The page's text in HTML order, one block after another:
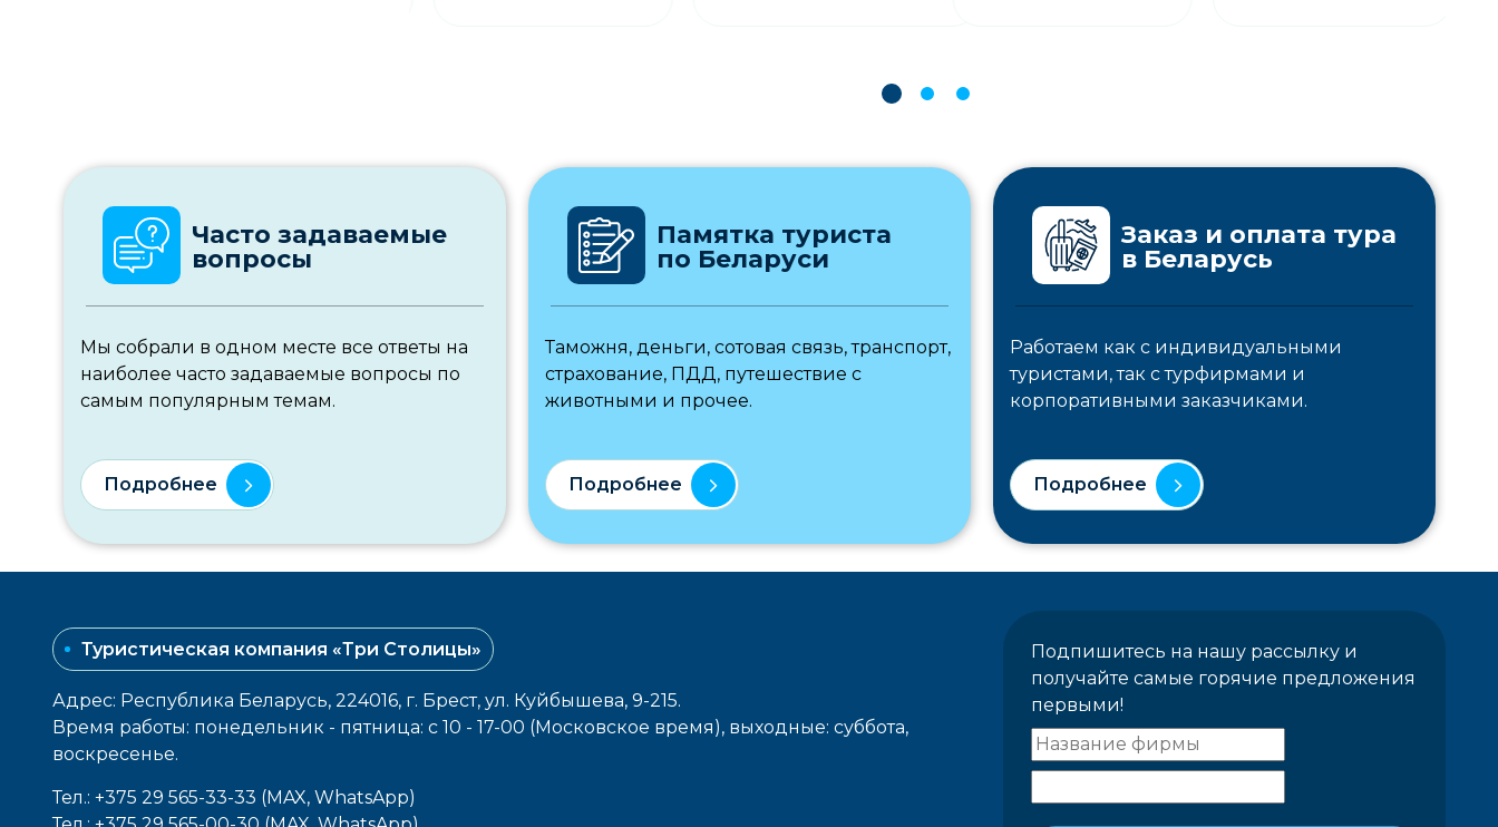
Часто задаваемые
вопросы
Мы собрали в одном месте все ответы на
наиболее часто задаваемые вопросы по
самым популярным темам.
Подробнее
Памятка туриста
по Беларуси
Таможня, деньги, сотовая связь, транспорт,
страхование, ПДД, путешествие с
животными и прочее.
Подробнее
Заказ и оплата тура
в Беларусь
Работаем как с индивидуальными
туристами, так с турфирмами и
корпоративными заказчиками.
Подробнее
Туристическая компания «Три Столицы»
Адрес: Республика Беларусь, 224016, г. Брест, ул. Куйбышева, 9-215.
Время работы: понедельник - пятница: с 10 - 17-00 (Московское время), выходные: cуббота,
воcкресенье.
Тел.: +375 29 565-33-33 (MAX, WhatsApp)
Подпишитесь на нашу рассылку и
получайте самые горячие предложения
первыми!